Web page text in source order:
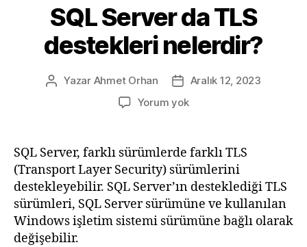
SQL Server da TLS
destekleri nelerdir?
Yazının
Yazar Ahmet Orhan
Yazı
tarihi
Aralık 12, 2023
Yorum yokSQL
TLS
destekleri
nelerdir?
SQL Server, farklı sürümlerde farklı TLS
(Transport Layer Security) sürümlerini
destekleyebilir. SQL Server’ın desteklediği TLS
sürümleri, SQL Server sürümüne ve kullanılan
Windows işletim sistemi sürümüne bağlı olarak
değişebilir.